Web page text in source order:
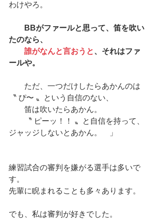
わけやろ。
BBがファールと思って、笛を吹い
たのなら、
誰がなんと言おうと、それはファ
ールや。
ただ、一つだけしたらあかんのは
〝 ぴ〜 〟という自信のない、
笛は吹いたらあかん。
〝 ピーッ！！ 〟と自信を持って、
ジャッジしないとあかん。　」
練習試合の審判を嫌がる選手は多いで
す。
先輩に睨まれることも多々あります。
でも、私は審判が好きでした。